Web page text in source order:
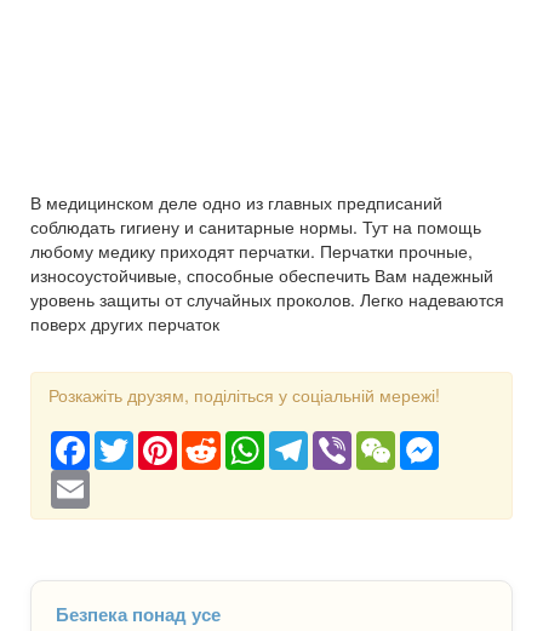
В медицинском деле одно из главных предписаний
соблюдать гигиену и санитарные нормы. Тут на помощь
любому медику приходят перчатки. Перчатки прочные,
износоустойчивые, способные обеспечить Вам надежный
уровень защиты от случайных проколов. Легко надеваются
поверх других перчаток
Розкажіть друзям, поділіться у соціальній мережі!
Facebook
TwitterPinterestRedditWhatsAppTelegram
Viber WeChat
Безпека понад усе